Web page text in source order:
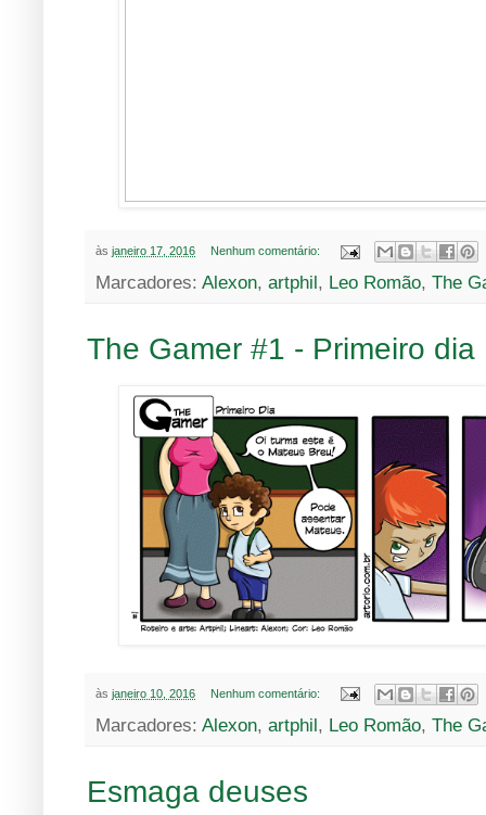
às janeiro 17, 2016 Nenhum comentário:
Marcadores: Alexon, artphil , Leo Romão, The
The Gamer #1 - Primeiro dia
às janeiro 10, 2016 Nenhum comentário:
Marcadores: Alexon, artphil, Leo Romão, The
Esmaga deuses